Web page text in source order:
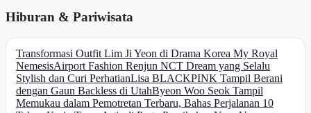
Hiburan & Pariwisata
Transformasi Outfit Lim Ji Yeon di Drama Korea My Royal
NemesisAirport Fashion Renjun NCT Dream yang Selalu
Stylish dan Curi PerhatianLisa BLACKPINK Tampil Berani
dengan Gaun Backless di UtahByeon Woo Seok Tampil
Memukau dalam Pemotretan Terbaru, Bahas Perjalanan 10